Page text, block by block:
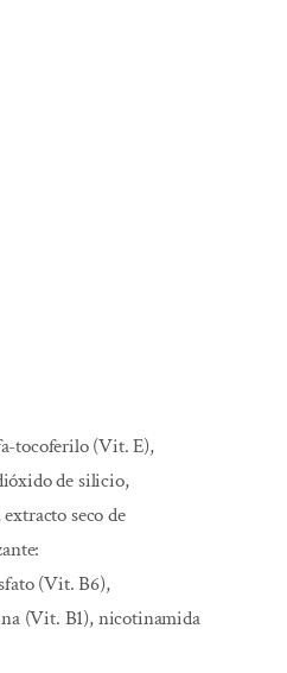
tocoferilo (Vit. E),
de silicio,
seco de
(Vit. B6),
(Vit. B1), nicotinamida